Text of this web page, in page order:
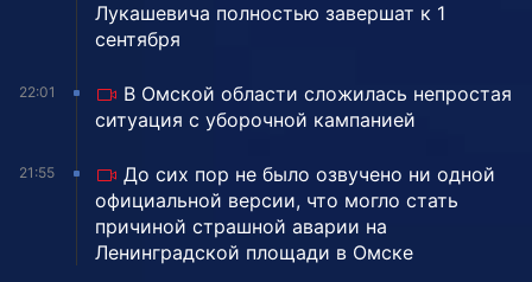
Лукашевича полностью завершат к 1
сентября
22:01
В Омской области сложилась непростая
ситуация с уборочной кампанией
21:55
До сих пор не было озвучено ни одной
официальной версии, что могло стать
причиной страшной аварии на
Ленинградской площади в Омске